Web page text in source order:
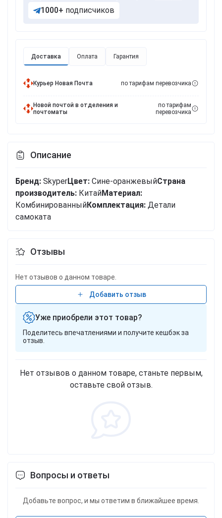
Доставка Оплата Гарантия
Курьер Новая Почта по тарифам перевозчика
Новой почтой в отделения и
почтоматы
по тарифам
перевозчика
1000+ подписчиков
Описание
Бренд: SkyperЦвет: Сине-оранжевыйCтрана
производитель: КитайМатериал:
КомбинированныйКомплектация: Детали
самоката
Отзывы
Нет отзывов о данном товаре.
Добавить отзыв
Уже приобрели этот товар?
Поделитесь впечатлениями и получите кешбэк за
отзыв.
Нет отзывов о данном товаре, станьте первым,
оставьте свой отзыв.
Вопросы и ответы
Добавьте вопрос, и мы ответим в ближайшее время.